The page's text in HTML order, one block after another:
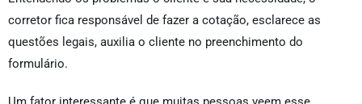
corretor fica responsável de fazer a cotação, esclarece as
questões legais, auxilia o cliente no preenchimento do
formulário.